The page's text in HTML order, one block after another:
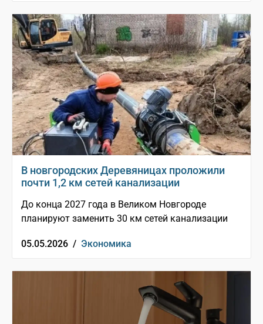
В новгородских Деревяницах проложили
почти 1,2 км сетей канализации
До конца 2027 года в Великом Новгороде
планируют заменить 30 км сетей канализации
05.05.2026 / Экономика